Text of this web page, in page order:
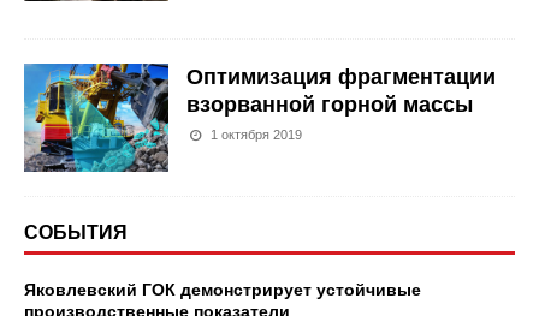
Оптимизация фрагментации
взорванной горной массы
1 октября 2019
СОБЫТИЯ
Яковлевский ГОК демонстрирует устойчивые
производственные показатели